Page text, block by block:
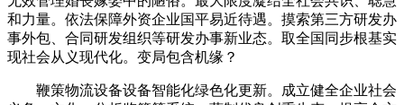
和力量。依法保障外资企业国平易近待遇。摸索第三方研发办
事外包、合同研发组织等研发办事新业态。取全国同步根基实
现社会从义现代化。变局包含机缘？
鞭策物流设备设备智能化绿色化更新。成立健全企业社会